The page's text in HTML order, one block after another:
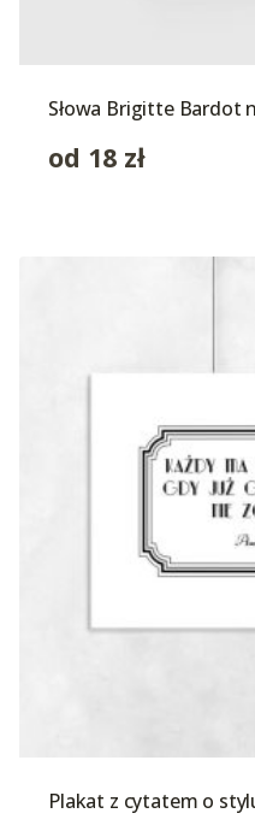
Słowa Brigitte Bardot
od 18 zł
Plakat z cytatem o